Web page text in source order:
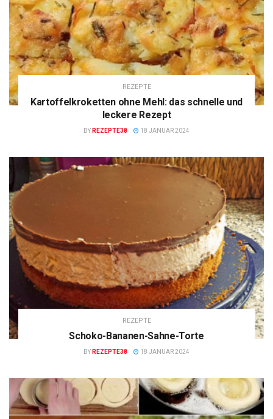
REZEPTE
Kartoffelkroketten ohne Mehl: das schnelle und
leckere Rezept
BY REZEPTE38 18 JANUAR 2024
REZEPTE
Schoko-Bananen-Sahne-Torte
BY REZEPTE38 18 JANUAR 2024